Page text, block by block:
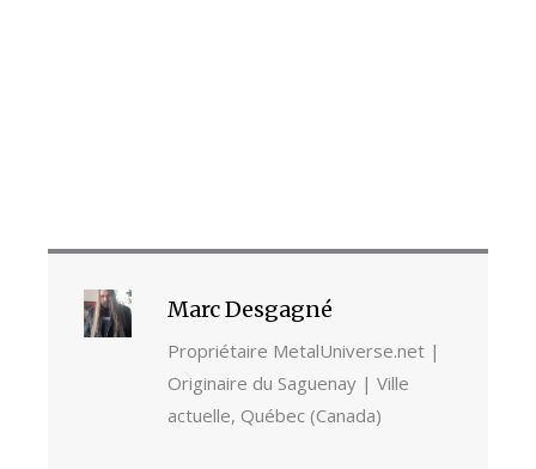
Marc Desgagné
Propriétaire MetalUniverse.net |
Originaire du Saguenay | Ville
actuelle, Québec (Canada)